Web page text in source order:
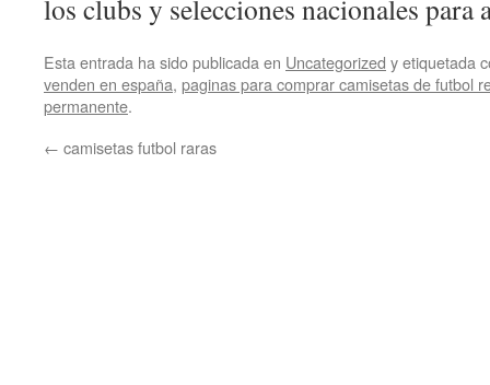
los clubs y selecciones nacionales
Esta entrada ha sido publicada en Uncategorized y etiquetada
venden en españa, paginas para comprar camisetas de futbol
permanente.
← camisetas futbol raras